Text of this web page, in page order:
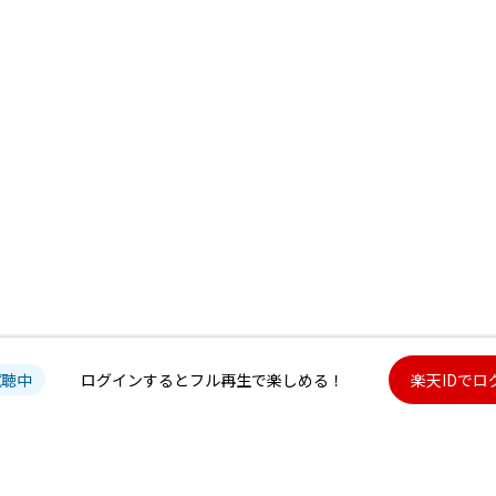
中 ログインするとフル再生で楽しめる！ 楽天IDでロ